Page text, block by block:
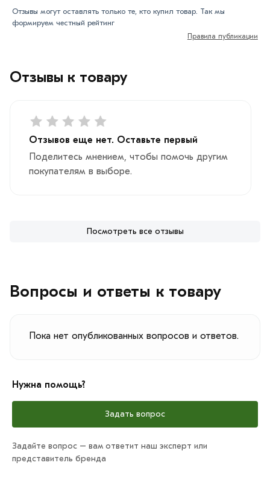
Данний товар от производителя сертифицирован,
соответствует всем стандартам качества. Возврат
купленного товарa в течение 7 дней (наличие чека
Отзывы к товару
Отзывов еще нет. Оставьте первый
Поделитесь мнением, чтобы помочь другим
покупателям в выборе.
Посмотреть все отзывы
Отзывы могут оставлять только те, кто купил товар. Так мы
формируем честный рейтинг
Правила публикации
Вопросы и ответы к товару
Пока нет опубликованных вопросов и ответов.
Нужна помощь?
Задать вопрос
Задайте вопрос – вам ответит наш эксперт или
представитель бренда